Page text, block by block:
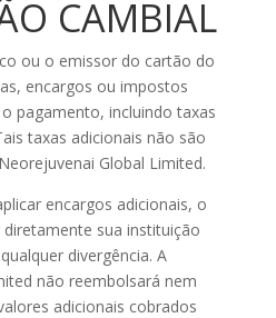
CAMBIAL
ou o emissor do cartão do
encargos ou impostos
pagamento, incluindo taxas
taxas adicionais não são
Global Limited.
encargos adicionais, o
sua instituição
divergência. A
não reembolsará nem
adicionais cobrados